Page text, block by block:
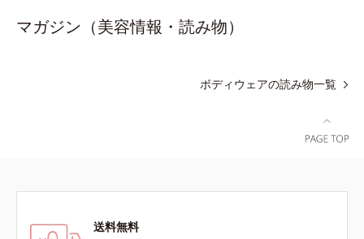
マガジン（美容情報・読み物）
ボディウェアの読み物一覧
送料無料